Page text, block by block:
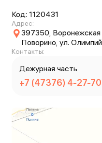
Код: 1120431
Адрес:
397350, Воронежская
Поворино, ул.
Контакты:
Дежурная часть
+7 (47376) 4-27-70